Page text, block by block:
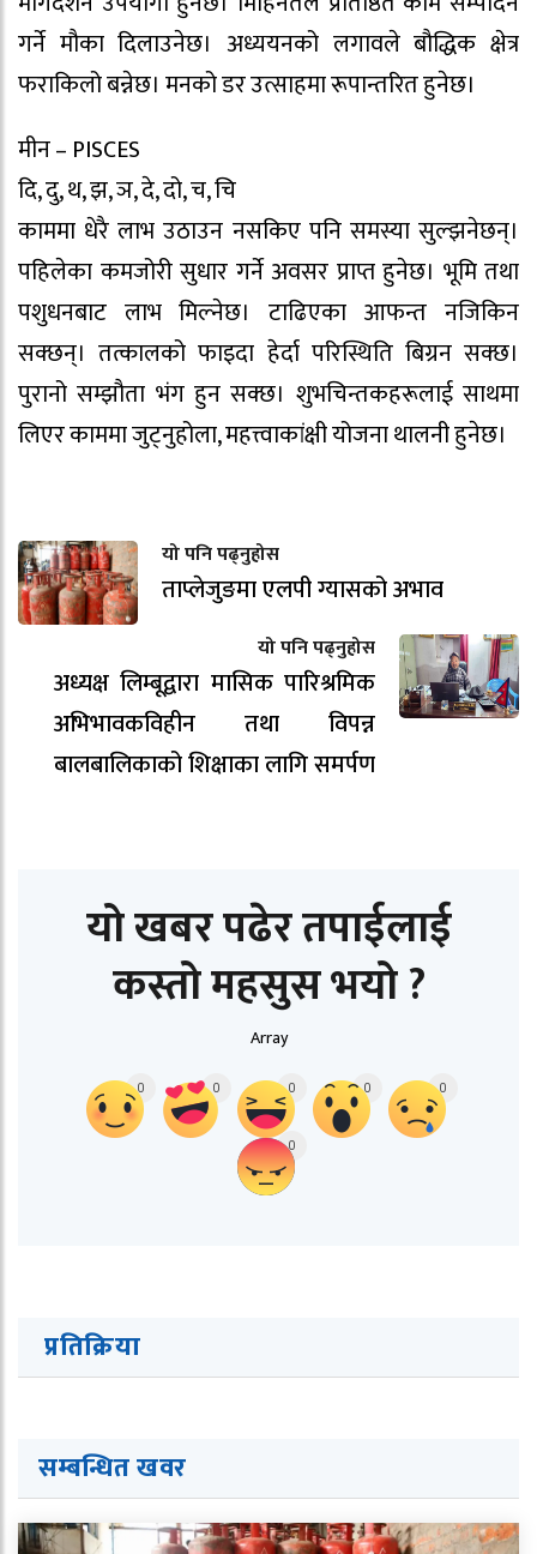
गर्ने मौका दिलाउनेछ। अध्ययनको लगावले बौद्धिक क्षेत्र
फराकिलो बन्नेछ। मनको डर उत्साहमा रूपान्तरित हुनेछ।
मीन – PISCES
दि, दु, थ, झ, ञ, दे, दो, च, चि
काममा धेरै लाभ उठाउन नसकिए पनि समस्या सुल्झनेछन्।
पहिलेका कमजोरी सुधार गर्ने अवसर प्राप्त हुनेछ। भूमि तथा
पशुधनबाट लाभ मिल्नेछ। टाढिएका आफन्त नजिकिन
सक्छन्। तत्कालको फाइदा हेर्दा परिस्थिति बिग्रन सक्छ।
पुरानो सम्झौता भंग हुन सक्छ। शुभचिन्तकहरूलाई साथमा
लिएर काममा जुट्नुहोला, महत्त्वाकांक्षी योजना थालनी हुनेछ।
यो पनि पढ्नुहोस
ताप्लेजुङमा एलपी ग्यासको अभाव
यो पनि पढ्नुहोस
अध्यक्ष लिम्बूद्वारा मासिक पारिश्रमिक
अभिभावकविहीन तथा विपन्न
बालबालिकाको शिक्षाका लागि समर्पण
यो खबर पढेर तपाईलाई
कस्तो महसुस भयो ?
Array
0 0 0 0 0
0
प्रतिक्रिया
सम्बन्धित खवर